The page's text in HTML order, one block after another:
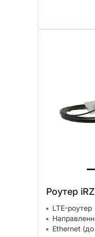
Роутер
LTE-роутер
Ethernet